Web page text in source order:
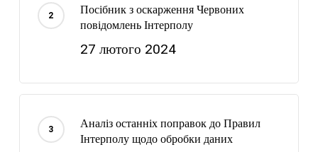
Посібник з оскарження Червоних
повідомлень Інтерполу
27 лютого 2024
Аналіз останніх поправок до Правил
Інтерполу щодо обробки даних